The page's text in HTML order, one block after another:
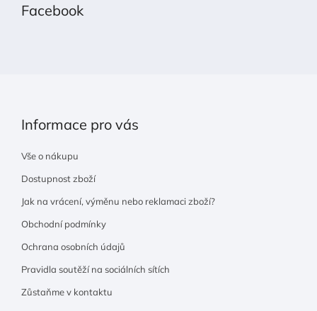
Facebook
Informace pro vás
Vše o nákupu
Dostupnost zboží
Jak na vrácení, výměnu nebo reklamaci zboží?
Obchodní podmínky
Ochrana osobních údajů
Pravidla soutěží na sociálních sítích
Zůstaňme v kontaktu